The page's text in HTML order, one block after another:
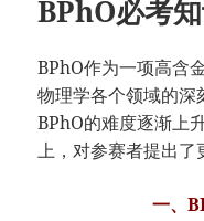
BPhO必考
BPhO作为一项高含
物理学各个领域的深
BPhO的难度逐渐上
上，对参赛者提出了
一、